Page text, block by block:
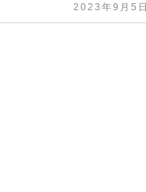
2023年9月5